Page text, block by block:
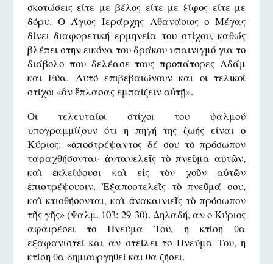
σκοτώσεις είτε με βέλος είτε με ξίφος είτε με
δόρυ. Ο Άγιος Ιεράρχης Αθανάσιος ο Μέγας
δίνει διαφορετική ερμηνεία του στίχου, καθώς
βλέπει στην εικόνα του δράκου υπαινιγμό για το
διάβολο που δελέασε τους προπάτορες Αδάμ
και Εύα. Αυτό επιβεβαιώνουν και οι τελικοί
στίχοι «ὃν ἔπλασας εμπαίζειν αὐτῇ».
Οι τελευταίοι στίχοι του ψαλμού
υπογραμμίζουν ότι η πηγή της ζωής είναι ο
Κύριος: «ἀποστρέψαντος δέ σου τὸ πρόσωπον
ταραχθήσονται· ἀντανελεῖς τὸ πνεῦμα αὐτῶν,
καὶ ἐκλείψουσι καὶ εἰς τὸν χοῦν αὐτῶν
ἐπιστρέψουσιν. Ἐξαποστελεῖς τὸ πνεῦμά σου,
καὶ κτισθήσονται, καὶ ἀνακαινιεῖς τὸ πρόσωπον
τῆς γῆς» (Ψαλμ. 103: 29-30). Δηλαδή, αν ο Κύριος
αφαιρέσει το Πνεύμα Του, η κτίση θα
εξαφανιστεί και αν στείλει το Πνεύμα Του, η
κτίση θα δημιουργηθεί και θα ζήσει.